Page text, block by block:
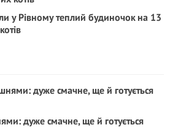
у Рівному теплий будиночок на 13
дуже смачне, ще й готується